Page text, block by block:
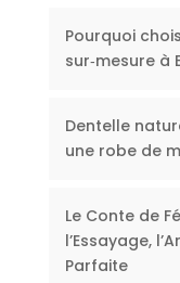
Pourquoi
sur‑mesure à
Dentelle
une robe de
Le Conte de
l’Essayage,
Parfaite